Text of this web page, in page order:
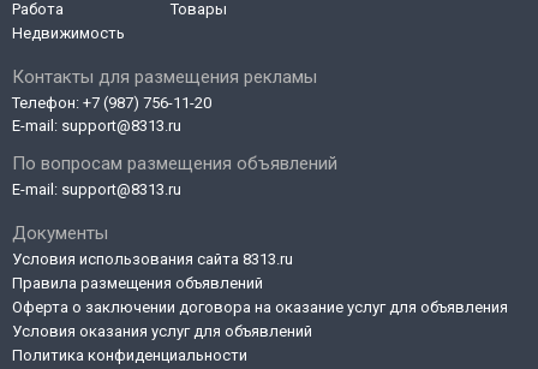
Контакты для размещения рекламы
Телефон: +7 (987) 756-11-20
E-mail: support@8313.ru
По вопросам размещения объявлений
E-mail: support@8313.ru
Документы
Условия использования сайта 8313.ru
Правила размещения объявлений
Оферта о заключении договора на оказание услуг для объявления
Условия оказания услуг для объявлений
Политика конфиденциальности
Работа
Недвижимость
Товары